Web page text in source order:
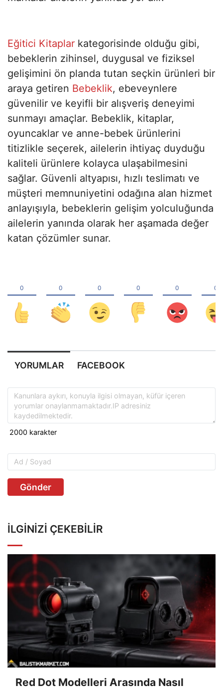
Eğitici Kitaplar kategorisinde olduğu gibi,
bebeklerin zihinsel, duygusal ve fiziksel
gelişimini ön planda tutan seçkin ürünleri bir
araya getiren Bebeklik, ebeveynlere
güvenilir ve keyifli bir alışveriş deneyimi
sunmayı amaçlar. Bebeklik, kitaplar,
oyuncaklar ve anne-bebek ürünlerini
titizlikle seçerek, ailelerin ihtiyaç duyduğu
kaliteli ürünlere kolayca ulaşabilmesini
sağlar. Güvenli altyapısı, hızlı teslimatı ve
müşteri memnuniyetini odağına alan hizmet
anlayışıyla, bebeklerin gelişim yolculuğunda
ailelerin yanında olarak her aşamada değer
katan çözümler sunar.
YORUMLAR FACEBOOK
Gönder
İLGINIZI ÇEKEBILIR
Red Dot Modelleri Arasında Nasıl